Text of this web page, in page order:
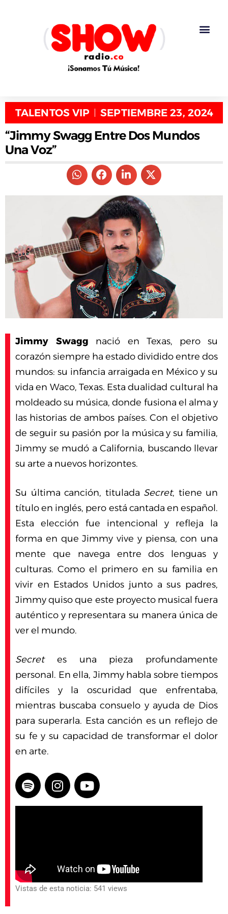
TALENTOS VIP SEPTIEMBRE 23, 2024
“Jimmy Swagg Entre Dos Mundos
Una Voz”
Jimmy Swagg nació en Texas, pero su
corazón siempre ha estado dividido entre dos
mundos: su infancia arraigada en México y su
vida en Waco, Texas. Esta dualidad cultural ha
moldeado su música, donde fusiona el alma y
las historias de ambos países. Con el objetivo
de seguir su pasión por la música y su familia,
Jimmy se mudó a California, buscando llevar
su arte a nuevos horizontes.
Su última canción, titulada Secret, tiene un
título en inglés, pero está cantada en español.
Esta elección fue intencional y refleja la
forma en que Jimmy vive y piensa, con una
mente que navega entre dos lenguas y
culturas. Como el primero en su familia en
vivir en Estados Unidos junto a sus padres,
Jimmy quiso que este proyecto musical fuera
auténtico y representara su manera única de
ver el mundo.
Secretes una pieza profundamente
personal. En ella, Jimmy habla sobre tiempos
difíciles y la oscuridad que enfrentaba,
mientras buscaba consuelo y ayuda de Dios
para superarla. Esta canción es un reflejo de
su fe y su capacidad de transformar el dolor
en arte.
Vistas de esta noticia: 541 views